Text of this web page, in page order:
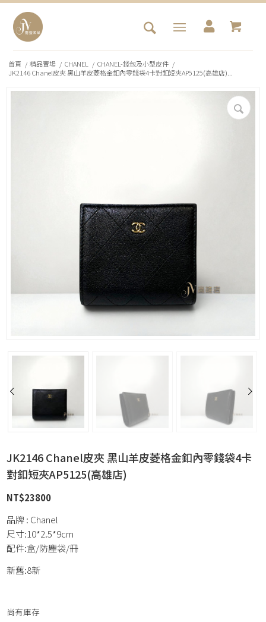
首頁 / 精品賣場 / CHANEL / CHANEL-錢包及小型皮件 /
JK2146 Chanel皮夾 黑山羊皮菱格金釦內零錢袋4卡對釦短夾AP5125(高雄店)...
JK2146 Chanel皮夾 黑山羊皮菱格金釦內零錢袋4卡
對釦短夾AP5125(高雄店)
NT$23800
品牌 : Chanel
尺寸:10*2.5*9cm
配件:盒/防塵袋/冊
新舊:8新
尚有庫存